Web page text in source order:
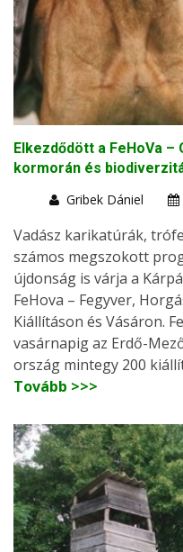
Elkezdődött a FeHoVa
kormorán és
Gribek Dániel
Vadász karikatúrák,
számos megszokott
újdonság is várja a
FeHova – Fegyver,
Kiállításon és Vásáron.
vasárnapig az Erdő-
ország mintegy 200
Tovább >>>